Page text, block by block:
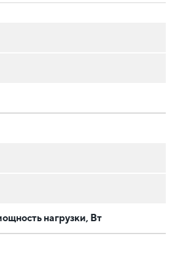
нагрузки, Вт